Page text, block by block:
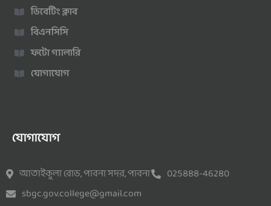
ডিবেটিং ক্লাব
বিএনসিসি
ফটো গ্যালারি
যোগাযোগ
যোগাযোগ
আতাইকুলা রোড, পাবনা সদর, পাবনা
025888-46280
sbgc.gov.college@gmail.com